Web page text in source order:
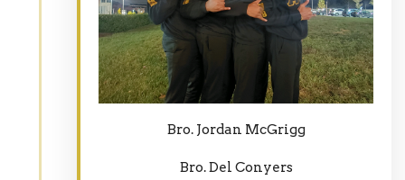
Bro. Jordan McGrigg
Bro. Del Conyers